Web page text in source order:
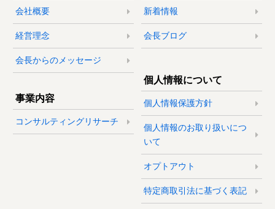
会社概要
経営理念
会長からのメッセージ
事業内容
コンサルティングリサーチ
新着情報
会長ブログ
個人情報について
個人情報保護方針
個人情報のお取り扱いにつ
いて
オプトアウト
特定商取引法に基づく表記